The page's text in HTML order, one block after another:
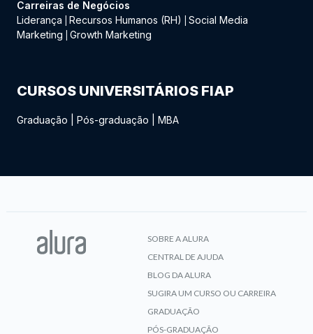
Carreiras de Negócios
Liderança
Recursos Humanos (RH)
Social Media
Marketing
Growth Marketing
CURSOS UNIVERSITÁRIOS FIAP
Graduação Pós-graduação MBA
SOBRE A ALURA
CENTRAL DE AJUDA
BLOG DA ALURA
SUGIRA UM CURSO OU CARREIRA
GRADUAÇÃO
PÓS-GRADUAÇÃO